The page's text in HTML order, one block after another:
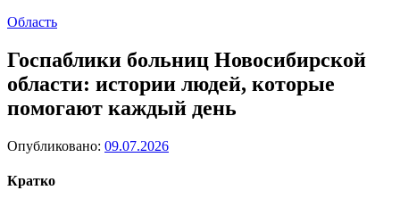
Область
Госпаблики больниц Новосибирской
области: истории людей, которые
помогают каждый день
Опубликовано: 09.07.2026
Кратко